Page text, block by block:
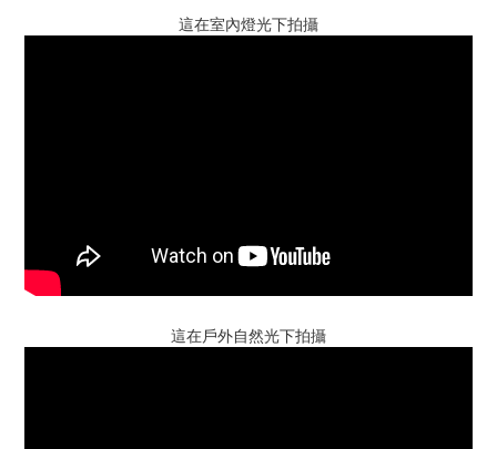
這在室內燈光下拍攝
這在戶外自然光下拍攝